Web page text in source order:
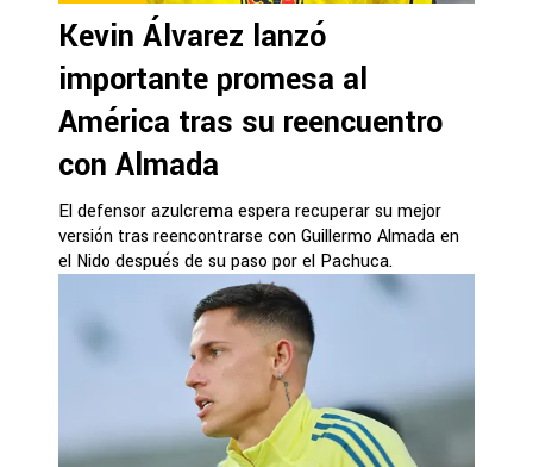
Kevin Álvarez lanzó
importante promesa al
América tras su reencuentro
con Almada
El defensor azulcrema espera recuperar su mejor
versión tras reencontrarse con Guillermo Almada en
el Nido después de su paso por el Pachuca.